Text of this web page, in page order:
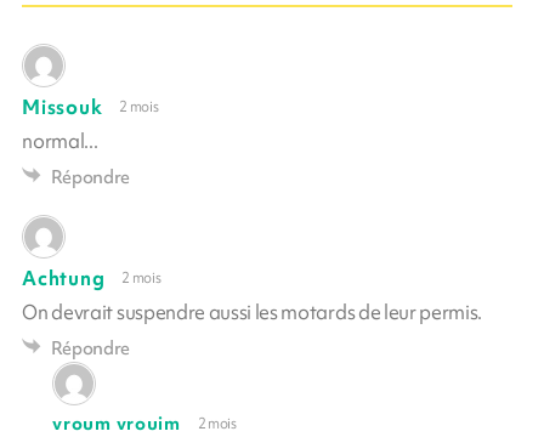
Missouk 2 mois
normal...
Répondre
Achtung 2 mois
On devrait suspendre aussi les motards de leur permis.
Répondre
vroum vrouim 2 mois